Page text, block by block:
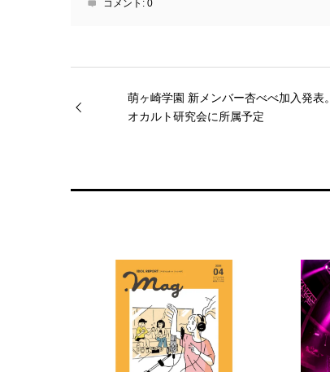
コメント: 0
萌ヶ崎学園 新メンバー杏べべ加入発表。
オカルト研究会に所属予定